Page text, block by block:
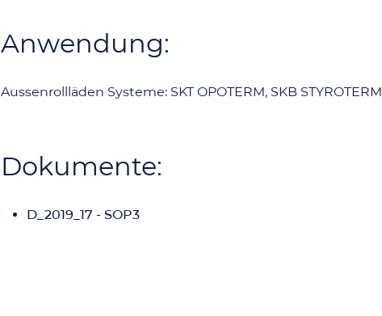
Anwendung:
Aussenrollläden Systeme: SKT OPOTERM, SKB STYROTERM
Dokumente:
D_2019_17 - SOP3